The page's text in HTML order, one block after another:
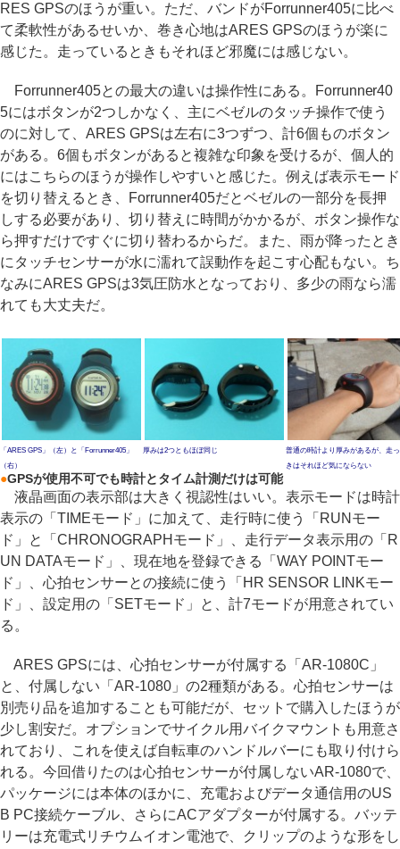
RES GPSのほうが重い。ただ、バンドがForrunner405に比べ
て柔軟性があるせいか、巻き心地はARES GPSのほうが楽に
感じた。走っているときもそれほど邪魔には感じない。
Forrunner405との最大の違いは操作性にある。Forrunner40
5にはボタンが2つしかなく、主にベゼルのタッチ操作で使う
のに対して、ARES GPSは左右に3つずつ、計6個ものボタン
がある。6個もボタンがあると複雑な印象を受けるが、個人的
にはこちらのほうが操作しやすいと感じた。例えば表示モード
を切り替えるとき、Forrunner405だとベゼルの一部分を長押
しする必要があり、切り替えに時間がかかるが、ボタン操作な
ら押すだけですぐに切り替わるからだ。また、雨が降ったとき
にタッチセンサーが水に濡れて誤動作を起こす心配もない。ち
なみにARES GPSは3気圧防水となっており、多少の雨なら濡
れても大丈夫だ。
「ARES GPS」（左）と「Forrunner405」
（右）
厚みは2つともほぼ同じ
普通の時計より厚みがあるが、走
きはそれほど気にならない
●GPSが使用不可でも時計とタイム計測だけは可能
液晶画面の表示部は大きく視認性はいい。表示モードは時計
表示の「TIMEモード」に加えて、走行時に使う「RUNモー
ド」と「CHRONOGRAPHモード」、走行データ表示用の「R
UN DATAモード」、現在地を登録できる「WAY POINTモー
ド」、心拍センサーとの接続に使う「HR SENSOR LINKモー
ド」、設定用の「SETモード」と、計7モードが用意されてい
る。
ARES GPSには、心拍センサーが付属する「AR-1080C」
と、付属しない「AR-1080」の2種類がある。心拍センサーは
別売り品を追加することも可能だが、セットで購入したほうが
少し割安だ。オプションでサイクル用バイクマウントも用意さ
れており、これを使えば自転車のハンドルバーにも取り付けら
れる。今回借りたのは心拍センサーが付属しないAR-1080で、
パッケージには本体のほかに、充電およびデータ通信用のUS
B PC接続ケーブル、さらにACアダプターが付属する。バッテ
リーは充電式リチウムイオン電池で、クリップのような形をし